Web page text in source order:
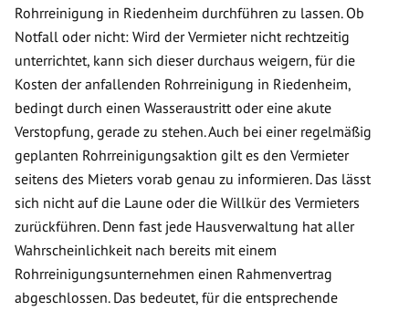
Rohrreinigung in Riedenheim durchführen zu lassen. Ob
Notfall oder nicht: Wird der Vermieter nicht rechtzeitig
unterrichtet, kann sich dieser durchaus weigern, für die
Kosten der anfallenden Rohrreinigung in Riedenheim,
bedingt durch einen Wasseraustritt oder eine akute
Verstopfung, gerade zu stehen. Auch bei einer regelmäßig
geplanten Rohrreinigungsaktion gilt es den Vermieter
seitens des Mieters vorab genau zu informieren. Das lässt
sich nicht auf die Laune oder die Willkür des Vermieters
zurückführen. Denn fast jede Hausverwaltung hat aller
Wahrscheinlichkeit nach bereits mit einem
Rohrreinigungsunternehmen einen Rahmenvertrag
abgeschlossen. Das bedeutet, für die entsprechende